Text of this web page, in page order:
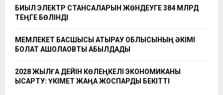
БИЫЛ ЭЛЕКТР СТАНСАЛАРЫН ЖӨНДЕУГЕ 384 МЛРД
ТЕҢГЕ БӨЛІНДІ
МЕМЛЕКЕТ БАСШЫСЫ АТЫРАУ ОБЛЫСЫНЫҢ ӘКІМІ
БОЛАТ АҚШОЛАҚОВТЫ ҚАБЫЛДАДЫ
2028 ЖЫЛҒА ДЕЙІН КӨЛЕҢКЕЛІ ЭКОНОМИКАНЫ
ҚЫСҚАРТУ: ҮКІМЕТ ЖАҢА ЖОСПАРДЫ БЕКІТТІ